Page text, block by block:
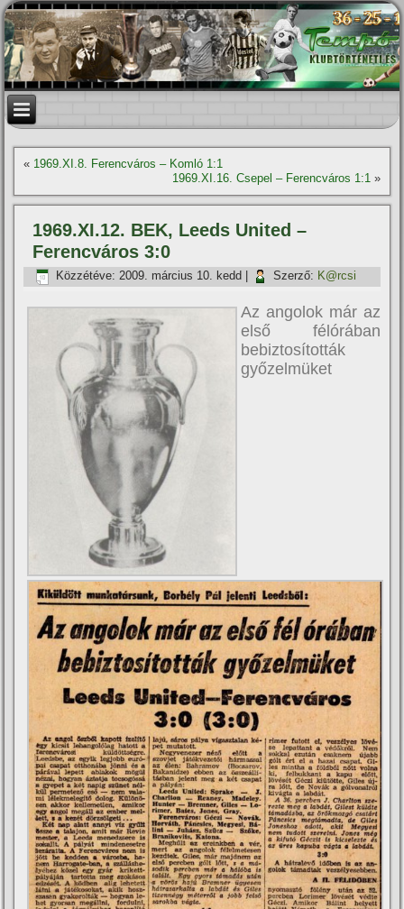
« 1969.XI.8. Ferencváros – Komló 1:1
1969.XI.16. Csepel – Ferencváros 1:1»
1969.XI.12. BEK, Leeds United –
Ferencváros 3:0
Közzétéve: 2009. március 10. kedd Szerző: K@rcsi
Az angolok már az
első félórában
bebiztosították
győzelmüket